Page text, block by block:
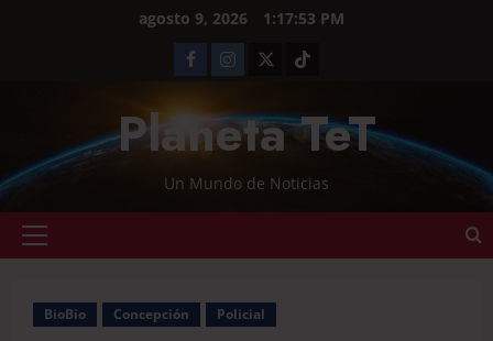
agosto 9, 2026 1:17:53 PM
Planeta TeT
Un Mundo de Noticias
BioBio Concepción Policial